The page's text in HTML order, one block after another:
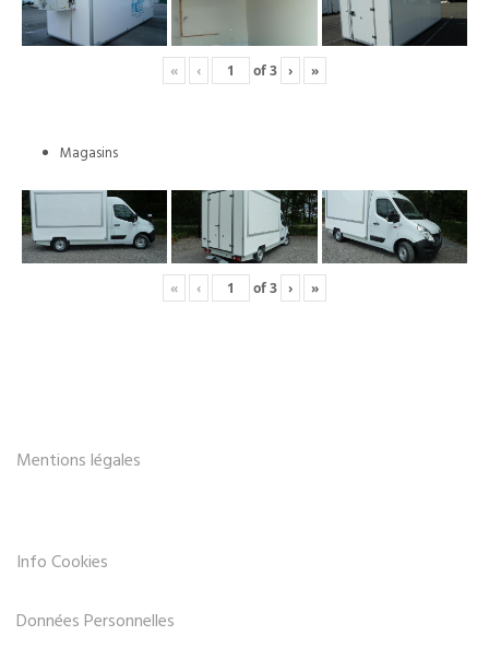
« ‹ of3 › »
Magasins
« ‹ of3 › »
Mentions légales
Info Cookies
Données Personnelles